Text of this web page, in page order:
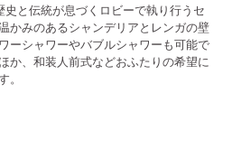
と伝統が息づくロビーで執り行うセ
かみのあるシャンデリアとレンガの壁
ーシャワーやバブルシャワーも可能で
か、和装人前式などおふたりの希望に